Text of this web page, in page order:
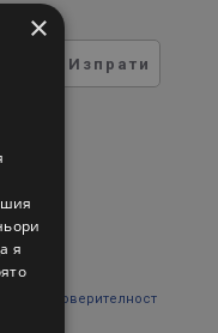
Изпрати
и поверителност
×
я